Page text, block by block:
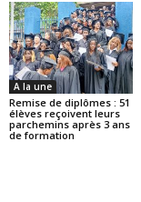
A la une
Remise de diplômes : 51
élèves reçoivent leurs
parchemins après 3 ans
de formation